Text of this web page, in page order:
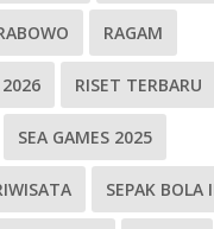
RAGAM
RISET TERBARU
SEA GAMES 2025
SEPAK BOLA